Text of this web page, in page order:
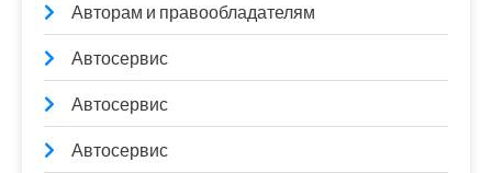
Авторам и правообладателям
Автосервис
Автосервис
Автосервис